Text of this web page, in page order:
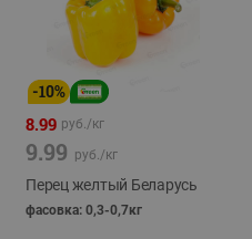
-10%
8.99 руб./кг
9.99 руб./кг
Перец желтый Беларусь
фасовка: 0,3-0,7кг